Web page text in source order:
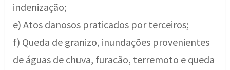
indenização;
e) Atos danosos praticados por terceiros;
f) Queda de granizo, inundações provenientes
de águas de chuva, furacão, terremoto e queda